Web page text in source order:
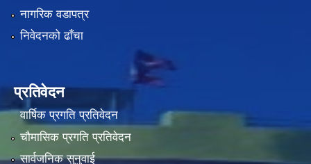
नागरिक वडापत्र
निवेदनको ढाँचा
प्रतिवेदन
वार्षिक प्रगति प्रतिवेदन
चौमासिक प्रगति प्रतिवेदन
सार्वजनिक सुनुवाई